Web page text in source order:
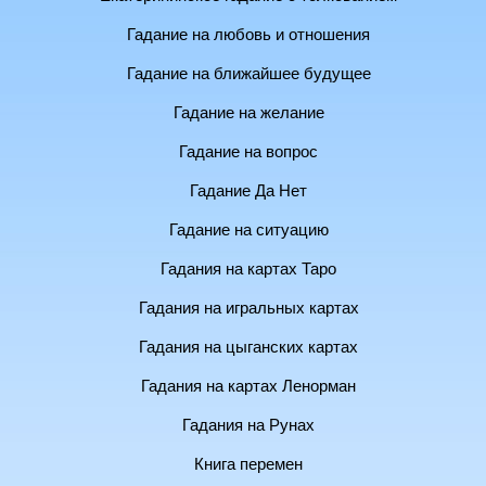
Гадание на любовь и отношения
Гадание на ближайшее будущее
Гадание на желание
Гадание на вопрос
Гадание Да Нет
Гадание на ситуацию
Гадания на картах Таро
Гадания на игральных картах
Гадания на цыганских картах
Гадания на картах Ленорман
Гадания на Рунах
Книга перемен